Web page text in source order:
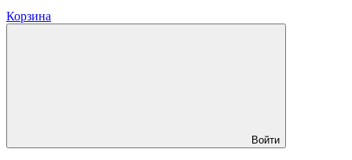
Корзина
Войти